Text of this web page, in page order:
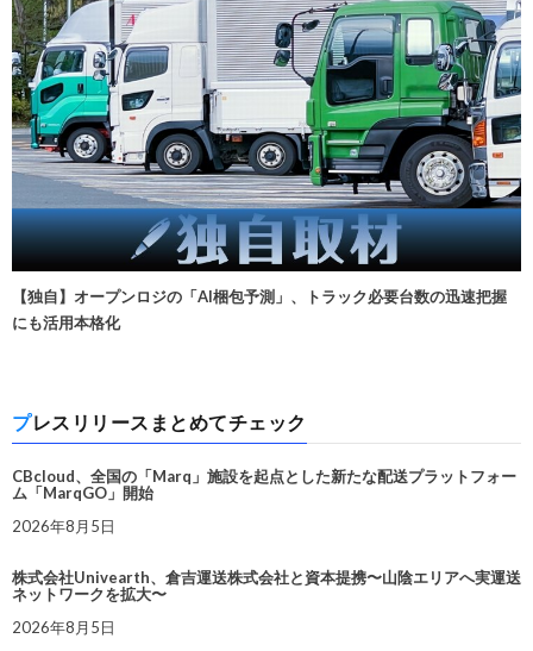
【独自】オープンロジの「AI梱包予測」、トラック必要台数の迅速把握
にも活用本格化
プレスリリースまとめてチェック
CBcloud、全国の「Marq」施設を起点とした新たな配送プラットフォー
ム「MarqGO」開始
2026年8月5日
株式会社Univearth、倉吉運送株式会社と資本提携〜山陰エリアへ実運送
ネットワークを拡大〜
2026年8月5日